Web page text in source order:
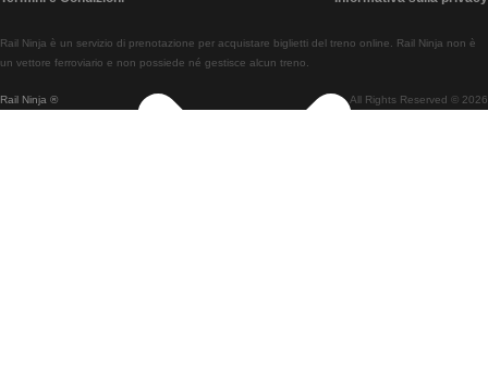
Treni Da Lisbon A Braga
Treni Da Braga A Lisbona
Rail Ninja ® All Rights Reserved © 2026
Rail Ninja è un servizio di prenotazione per acquistare biglietti del treno online. Rail Ninja non è
un vettore ferroviario e non possiede né gestisce alcun treno.